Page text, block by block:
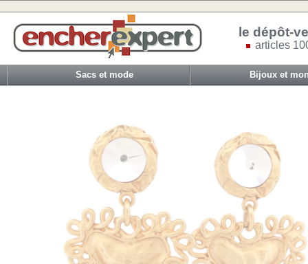
le dépôt-
articles
Sacs et mode Bijoux et